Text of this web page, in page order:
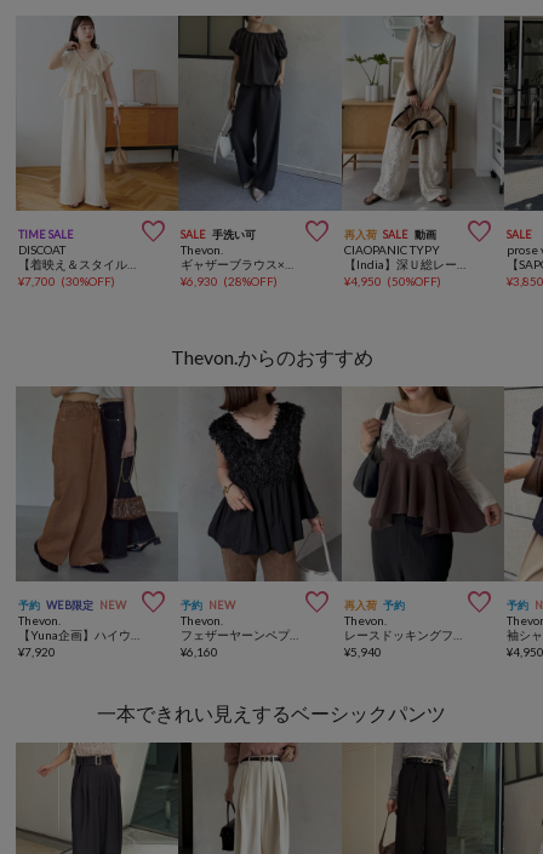
TIME SALE 
DISCOAT
¥7,700 (30%OFF)
SALE 手洗い可 
Thevon.
¥6,930 (28%OFF)
再入荷 SALE 動画 
CIAOPANIC TYPY
¥4,950 (50%OFF)
SALE
prose
¥
Thevon.からのおすすめ
予約 WEB限定 NEW 
Thevon.
¥7,920
予約 NEW 
Thevon.
¥6,160
再入荷 予約 
Thevon.
¥5,940
予約
¥
一本できれい見えするベーシックパンツ